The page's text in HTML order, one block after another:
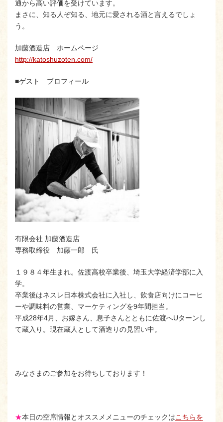
通から高い評価を受けています。
まさに、知る人ぞ知る、地元に愛される酒と言えるでしょ
う。
加藤酒造店 ホームページ
http://katoshuzoten.com/
■ゲスト プロフィール
有限会社 加藤酒造店
専務取締役 加藤一郎 氏
１９８４年生まれ。佐渡高校卒業後、埼玉大学経済学部に入
学。
卒業後はネスレ日本株式会社に入社し、飲食店向けにコーヒ
ーや調味料の営業、マーケティングを9年間担当。
平成28年4月、お嫁さん、息子さんとともに佐渡へUターンし
て蔵入り。現在蔵人として酒造りの見習い中。
みなさまのご参加をお待ちしております！
★本日の空席情報とオススメメニューのチェックはこちらを